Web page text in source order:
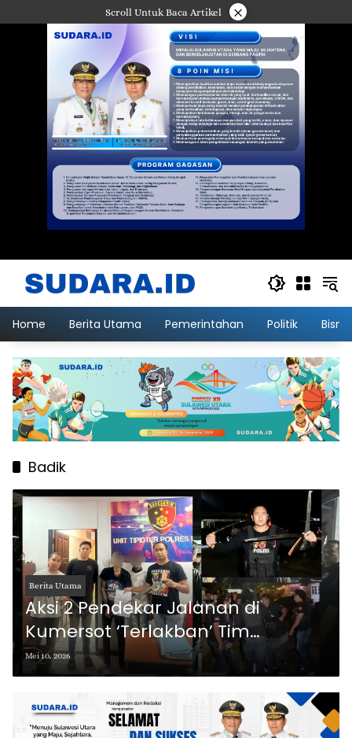
ke
Scroll Untuk Baca Artikel ×
Home Berita Utama Pemerintahan Politik
Badik
Berita Utama
Aksi 2 Pendekar Jalanan di
Kumersot ‘Terlakban’ Tim
Gabungan Polres Bitung
Mei 10, 2026